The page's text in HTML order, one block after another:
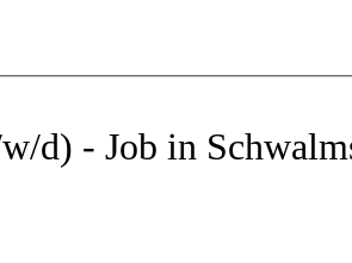
d) - Job in